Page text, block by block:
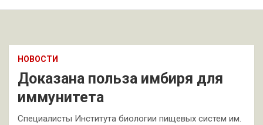
НОВОСТИ
Доказана польза имбиря для
иммунитета
Специалисты Института биологии пищевых систем им.